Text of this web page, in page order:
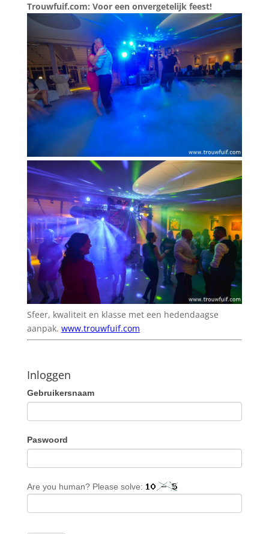
Trouwfuif.com: Voor een onvergetelijk feest!
Sfeer, kwaliteit en klasse met een hedendaagse
aanpak. www.trouwfuif.com
Inloggen
Gebruikersnaam
Paswoord
Are you human? Please solve: